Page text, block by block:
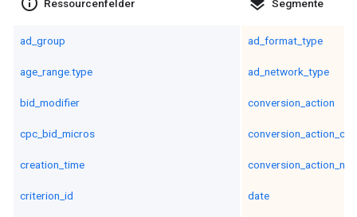
Ressourcenfelder
ad_group
age_range.type
bid_modifier
cpc_bid_micros
creation_time
criterion_id
Segmente
ad_format_type
ad_network_type
conversion_action
date